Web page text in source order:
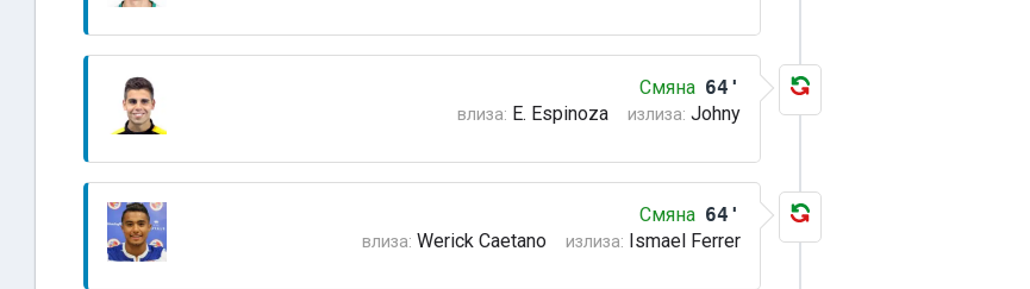
Смяна 64'
влиза: E. Espinoza излиза: Johny
Смяна 64'
влиза: Werick Caetano излиза: Ismael Ferrer